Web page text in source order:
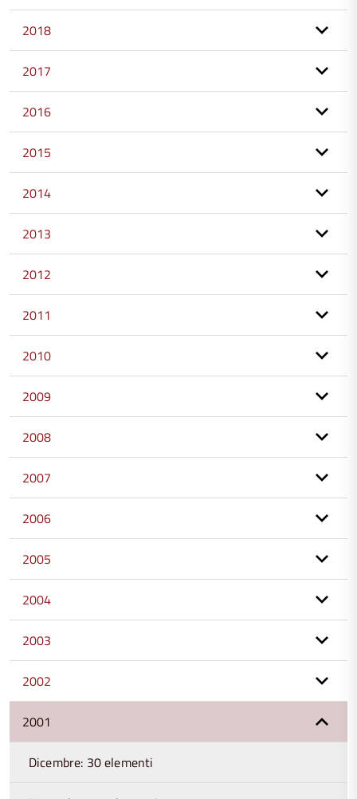
2018
2017
2016
2015
2014
2013
2012
2011
2010
2009
2008
2007
2006
2005
2004
2003
2002
2001
Dicembre: 30 elementi